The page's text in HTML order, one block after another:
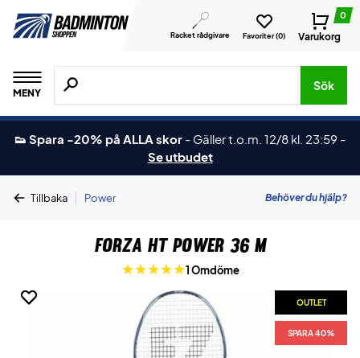
Racket rådgivare Favoriter (0)
0
Varukorg
MENY
Sök efter produkter, märken osv.
Sök
👟 Spara -20% på ALLA skor - Gäller t.o.m. 12/8 kl. 23:59 -
Se utbudet
Tillbaka | Power Behöver du hjälp?
Forza HT Power 36 M
1 Omdöme
OUTLET
SPARA 40%
OUTLET
SPARA 40%